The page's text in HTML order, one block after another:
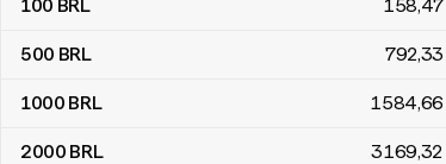
100 BRL 158,47
500 BRL 792,33
1000 BRL 1584,66
2000 BRL 3169,32